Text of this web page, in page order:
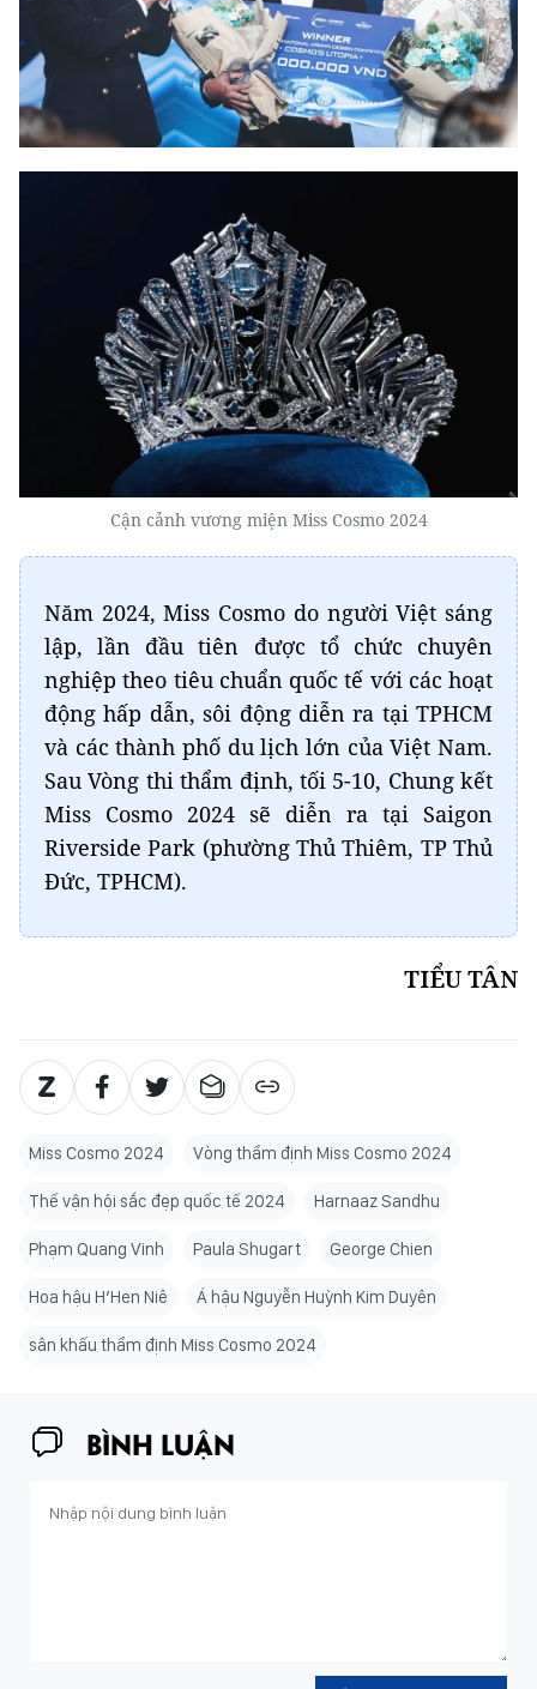
Cận cảnh vương miện Miss Cosmo 2024
Năm 2024, Miss Cosmo do người Việt sáng
lập, lần đầu tiên được tổ chức chuyên
nghiệp theo tiêu chuẩn quốc tế với các hoạt
động hấp dẫn, sôi động diễn ra tại TPHCM
và các thành phố du lịch lớn của Việt Nam.
Sau Vòng thi thẩm định, tối 5-10, Chung kết
Miss Cosmo 2024 sẽ diễn ra tại Saigon
Riverside Park (phường Thủ Thiêm, TP Thủ
Đức, TPHCM).
TIỂU TÂN
Miss Cosmo 2024 Vòng thẩm định Miss Cosmo 2024
Thế vận hội sắc đẹp quốc tế 2024 Harnaaz Sandhu
Phạm Quang Vinh Paula Shugart George Chien
Hoa hậu H’Hen Niê Á hậu Nguyễn Huỳnh Kim Duyên
sân khấu thẩm định Miss Cosmo 2024
BÌNH LUẬN